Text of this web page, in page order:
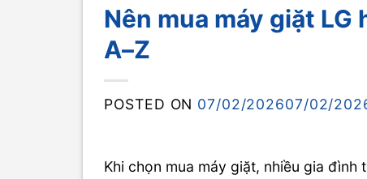
Nên mua máy giặt
A–Z
POSTED ON 07/02/202607/02/
Khi chọn mua máy giặt, nhiều gia đình